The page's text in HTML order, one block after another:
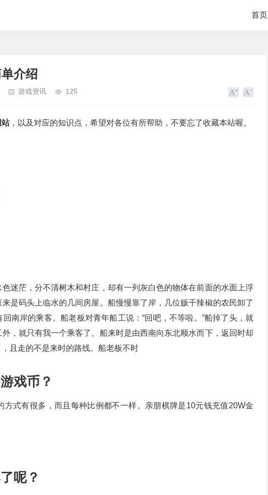
首页
介绍
游戏资讯 125
站，以及对应的知识点，希望对各位有所帮助，不要忘了收藏本站喔。
迷茫，分不清树木和村庄，却有一列灰白色的物体在前面的水面上浮
是码头上临水的几间房屋。船慢慢靠了岸，几位贩干辣椒的农民卸了
南岸的乘客。船老板对青年船工说：“回吧，不等啦。”船掉了头，就
，就只有我一个乘客了。船来时是由西南向东北顺水而下，返回时却
且走的不是来时的路线。船老板不时
戏币？
式有很多，而且每种比例都不一样。亲朋棋牌是10元钱充值20W金
呢？